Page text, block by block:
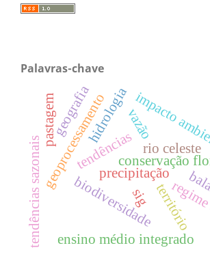
Palavras-chave
conservação
impacto
biodiversidade
rio celeste
tendências
precipitação
vazão
geoprocessamentohidrologia
tendências sazonais território
ensino médio integrado
pastagemgeografia
sig